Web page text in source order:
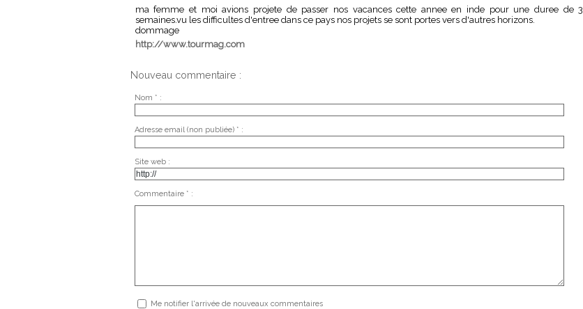
ma femme et moi avions projete de passer nos vacances cette annee en inde pour une duree de 3
semaines.vu les difficultes d'entree dans ce pays nos projets se sont portes vers d'autres horizons.
dommage
http://www.tourmag.com
Nouveau commentaire :
Nom * :
Adresse email (non publiée) * :
Site web :
Commentaire * :
Me notifier l'arrivée de nouveaux commentaires